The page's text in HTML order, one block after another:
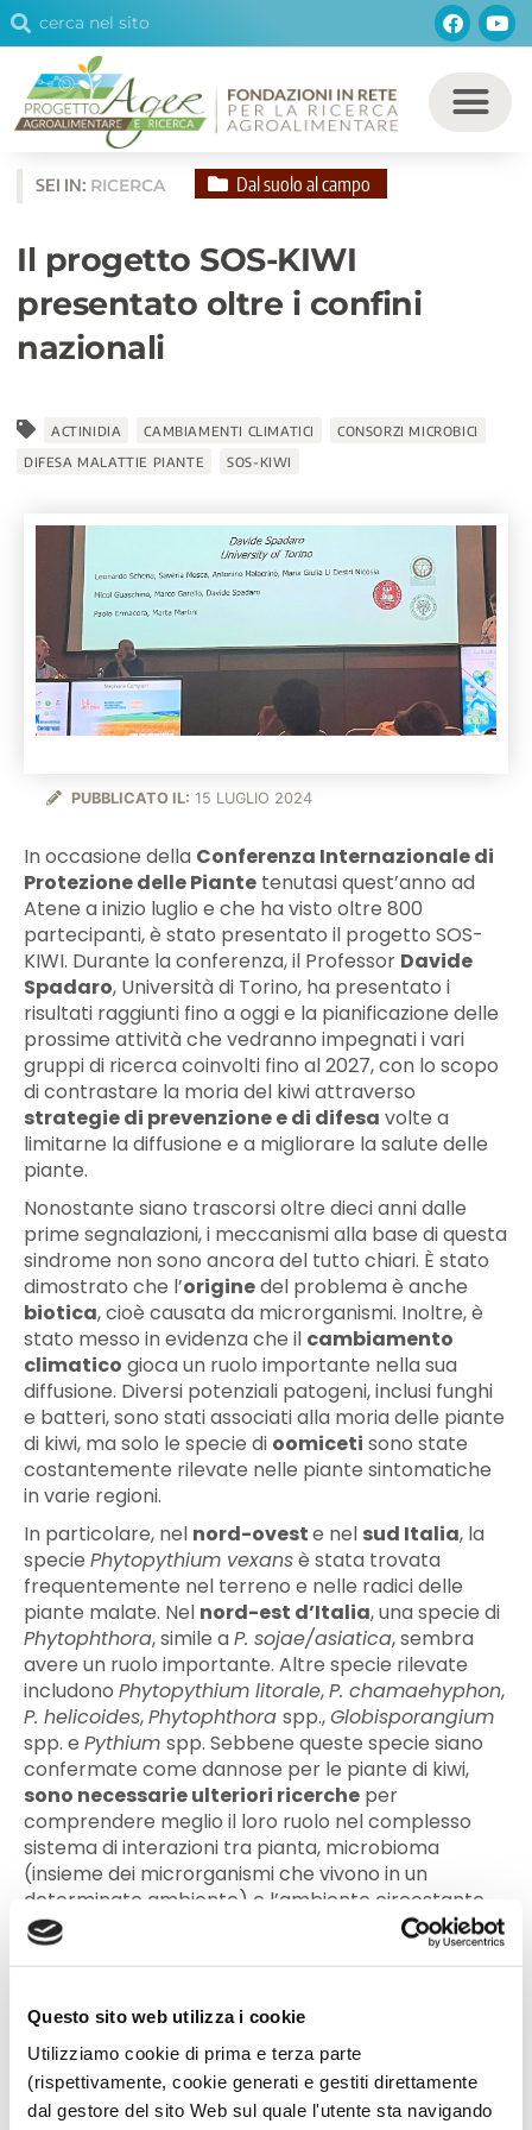
Questo sito web utilizza i cookie
Utilizziamo cookie di prima e terza parte
(rispettivamente, cookie generati e gestiti direttamente
dal gestore del sito Web sul quale l'utente sta navigando
VaiCerca Cerca
SEI IN: RICERCA Dal suolo al campo
Il progetto SOS-KIWI
presentato oltre i confini
nazionali
ACTINIDIA CAMBIAMENTI CLIMATICI
CONSORZI MICROBICI
DIFESA MALATTIE PIANTE
SOS-KIWI
PUBBLICATO IL: 15 LUGLIO 2024
In occasione della Conferenza Internazionale di
Protezione delle Piante tenutasi quest’anno ad
Atene a inizio luglio e che ha visto oltre 800
partecipanti, è stato presentato il progetto SOS-
KIWI. Durante la conferenza, il Professor Davide
Spadaro, Università di Torino, ha presentato i
risultati raggiunti fino a oggi e la pianificazione delle
prossime attività che vedranno impegnati i vari
gruppi di ricerca coinvolti fino al 2027, con lo scopo
di contrastare la moria del kiwi attraverso
strategie di prevenzione e di difesa volte a
limitarne la diffusione e a migliorare la salute delle
piante.
Nonostante siano trascorsi oltre dieci anni dalle
prime segnalazioni, i meccanismi alla base di questa
sindrome non sono ancora del tutto chiari. È stato
dimostrato che l’originedel problema è anche
biotica, cioè causata da microrganismi. Inoltre, è
stato messo in evidenza che il cambiamento
climatico gioca un ruolo importante nella sua
diffusione. Diversi potenziali patogeni, inclusi funghi
e batteri, sono stati associati alla moria delle piante
di kiwi, ma solo le specie di oomiceti sono state
costantemente rilevate nelle piante sintomatiche
in varie regioni.
In particolare, nel nord-oveste nel sud Italia, la
specie Phytopythium vexansè stata trovata
frequentemente nel terreno e nelle radici delle
piante malate. Nel nord-est d’Italia, una specie di
Phytophthora, simile aP. sojae/asiatica, sembra
avere un ruolo importante. Altre specie rilevate
includono Phytopythium litorale,P. chamaehyphon,
P. helicoides,Phytophthora spp.,Globisporangium
spp. e Pythium spp. Sebbene queste specie siano
confermate come dannose per le piante di kiwi,
sono necessarie ulteriori ricerche per
comprendere meglio il loro ruolo nel complesso
sistema di interazioni tra pianta, microbioma
(insieme dei microrganismi che vivono in un
determinato ambiente) e l’ambiente circostante.
Questa prima fase di ricerca è determinante per
sviluppare soluzioni sostenibili ed efficaci
l’obiettivo di identificare le migliori pratiche per
contrastare questa sindrome, migliorare la qualità e
la quantità della produzione, oltre ad assicurare un
beneficio per l’ambiente e la salute umana.